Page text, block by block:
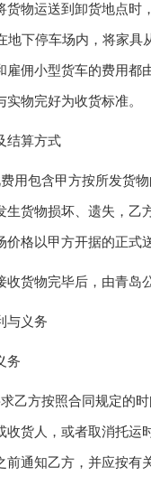
运送到卸货地点时
地下停车场内，将家具
雇佣小型货车的费用都
物完好为收货标准。
算方式
包含甲方按所发货物
生货物损坏、遗失，
格以甲方开据的正式
物完毕后，由青岛公
义务
务
方按照合同规定的时
收货人，或者取消托
通知乙方，并应按有